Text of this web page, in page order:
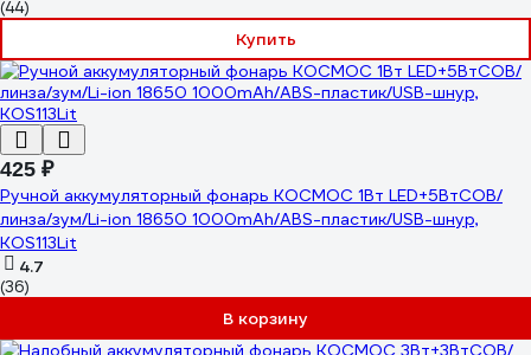
(44)
Купить
425 ₽
Ручной аккумуляторный фонарь КОСМОС 1Вт LED+5ВтCOB/
линза/зум/Li-ion 18650 1000mAh/ABS-пластик/USB-шнур,
KOS113Lit
4.7
(36)
В корзину